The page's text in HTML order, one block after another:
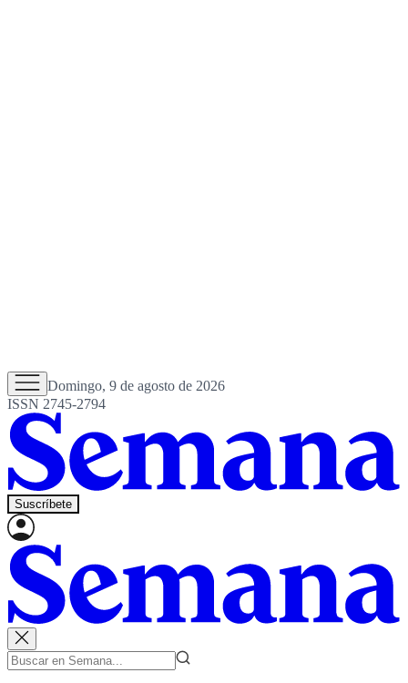
Domingo, 9 de agosto de 2026
ISSN 2745-2794
Suscríbete